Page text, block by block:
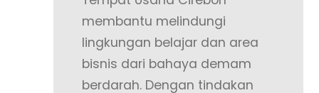
membantu melindungi
lingkungan belajar dan area
bisnis dari bahaya demam
berdarah. Dengan tindakan